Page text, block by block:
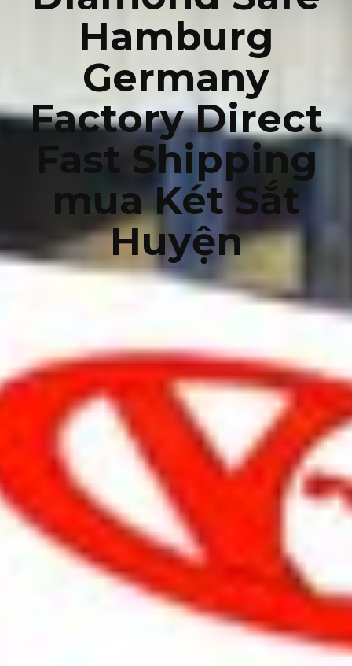
Hamburg
Germany
Factory Direct
Fast Shipping
mua Két Sắt
Huyện